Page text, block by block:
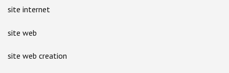
site internet
site web
site web creation